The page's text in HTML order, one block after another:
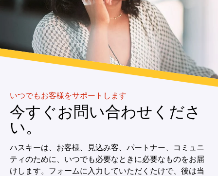
いつでもお客様をサポートします
今すぐお問い合わせくださ
い。
ハスキーは、お客様、見込み客、パートナー、コミュニ
ティのために、いつでも必要なときに必要なものをお届
けします。フォームに入力していただくたけで、後は当